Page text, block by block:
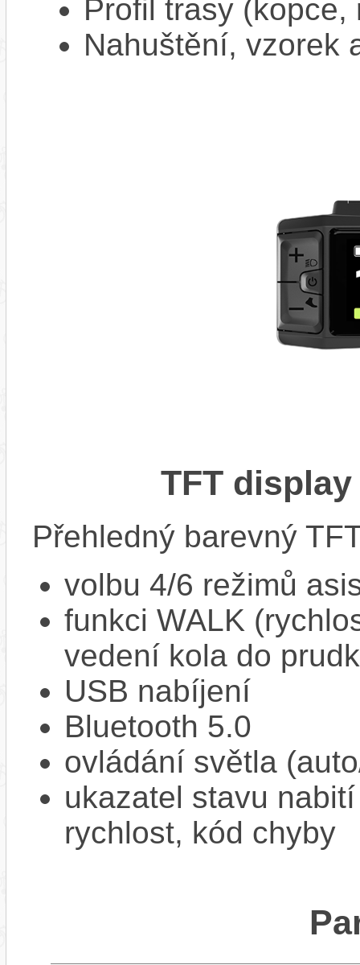
Profil trasy
Nahuštění, vzorek
TFT display
Přehledný barevný
volbu 4/6 režimů
funkci WALK
vedení kola do
USB nabíjení
Bluetooth 5.0
ovládání světla
ukazatel stavu
rychlost, kód chyby